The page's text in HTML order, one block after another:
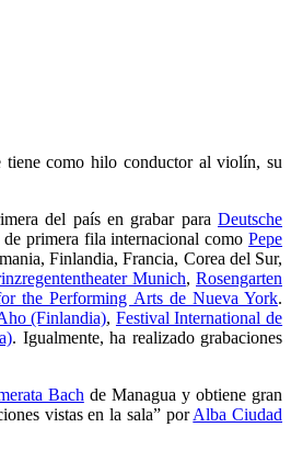
tiene como hilo conductor al violín, su
del país en grabar paraDeutsche
primera fila internacional comoPepe
Finlandia, Francia, Corea del Sur,
Munich, Rosengarten
the Performing Arts de Nueva York.
(Finlandia), Festival International de
. Igualmente, ha realizado grabaciones
Bach de Managua y obtiene gran
vistas en la sala” porAlba Ciudad